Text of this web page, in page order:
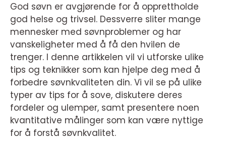
God søvn er avgjørende for å opprettholde
god helse og trivsel. Dessverre sliter mange
mennesker med søvnproblemer og har
vanskeligheter med å få den hvilen de
trenger. I denne artikkelen vil vi utforske ulike
tips og teknikker som kan hjelpe deg med å
forbedre søvnkvaliteten din. Vi vil se på ulike
typer av tips for å sove, diskutere deres
fordeler og ulemper, samt presentere noen
kvantitative målinger som kan være nyttige
for å forstå søvnkvalitet.